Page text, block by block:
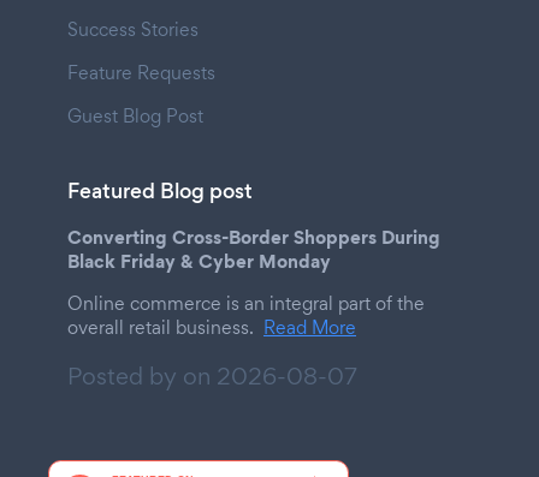
Success Stories
Feature Requests
Guest Blog Post
Featured Blog post
Converting Cross-Border Shoppers During
Black Friday & Cyber Monday
Online commerce is an integral part of the
overall retail business. Read More
Posted by on 2026-08-07